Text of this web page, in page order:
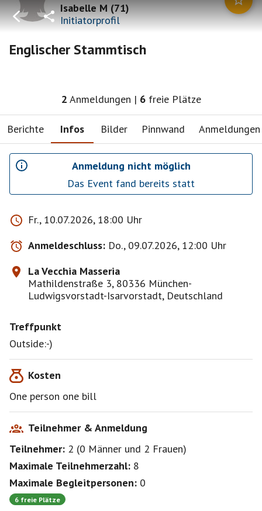
Isabelle M(71)
Initiatorprofil
Englischer Stammtisch
2 Anmeldungen | 6 freie Plätze
Berichte Infos Bilder Pinnwand Anmeldungen
Anmeldung nicht möglich
Das Event fand bereits statt
Fr., 10.07.2026, 18:00 Uhr
Anmeldeschluss: Do., 09.07.2026, 12:00 Uhr
La Vecchia Masseria
Mathildenstraße 3, 80336 München-
Ludwigsvorstadt-Isarvorstadt, Deutschland
Treffpunkt
Outside:-)
Kosten
One person one bill
Teilnehmer & Anmeldung
Teilnehmer: 2 (0 Männer und 2 Frauen)
Maximale Teilnehmerzahl: 8
Maximale Begleitpersonen: 0
6 freie Plätze